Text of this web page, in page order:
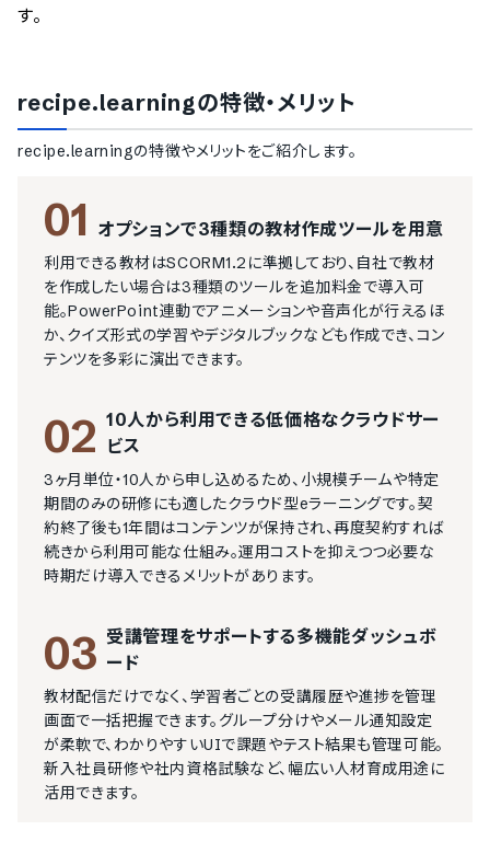
す。
recipe.learningの特徴・メリット
recipe.learningの特徴やメリットをご紹介します。
01 オプションで3種類の教材作成ツールを用意
利用できる教材はSCORM1.2に準拠しており、自社で教材
を作成したい場合は3種類のツールを追加料金で導入可
能。PowerPoint連動でアニメーションや音声化が行えるほ
か、クイズ形式の学習やデジタルブックなども作成でき、コン
テンツを多彩に演出できます。
02 10人から利用できる低価格なクラウドサー
ビス
3ヶ月単位・10人から申し込めるため、小規模チームや特定
期間のみの研修にも適したクラウド型eラーニングです。契
約終了後も1年間はコンテンツが保持され、再度契約すれば
続きから利用可能な仕組み。運用コストを抑えつつ必要な
時期だけ導入できるメリットがあります。
03 受講管理をサポートする多機能ダッシュボ
ード
教材配信だけでなく、学習者ごとの受講履歴や進捗を管理
画面で一括把握できます。グループ分けやメール通知設定
が柔軟で、わかりやすいUIで課題やテスト結果も管理可能。
新入社員研修や社内資格試験など、幅広い人材育成用途に
活用できます。